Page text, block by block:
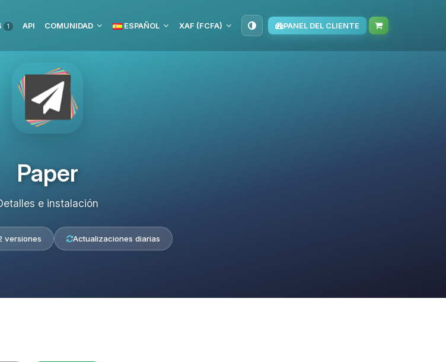
1 API COMUNIDAD ESPAÑOL XAF (FCFA) PANEL DEL CLIENTE
Paper
e instalación
versiones Actualizaciones diarias